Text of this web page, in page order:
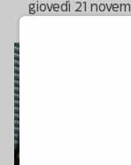
giovedì 21